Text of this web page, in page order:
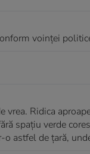
voinței
vrea. Ridica
spațiu verde
astfel de țară,